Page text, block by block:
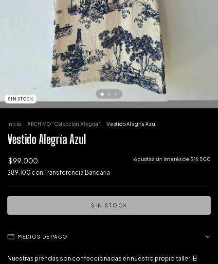
SIN STOCK
Inicio ARCHIVO "Colección Alegría" Vestido Alegría Azul
Vestido Alegría Azul
$99.000 6cuotas sin interés de $16.500
$89.100 con Transferencia Bancaria
MEDIOS DE PAGO
Nuestras prendas son confeccionadas en nuestro propio taller. El